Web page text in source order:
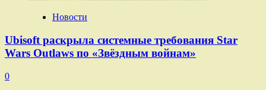
Новости
Ubisoft раскрыла системные требования Star
Wars Outlaws по «Звёздным войнам»
0